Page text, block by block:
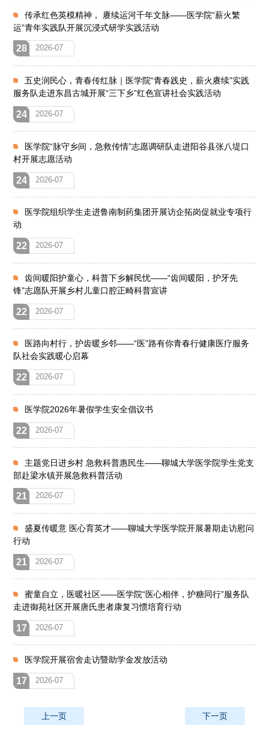
传承红色英模精神， 赓续运河千年文脉——医学院“薪火繁
运”青年实践队开展沉浸式研学实践活动
28 2026-07
五史润民心，青春传红脉｜医学院“青春践史，薪火赓续”实践
服务队走进东昌古城开展“三下乡”红色宣讲社会实践活动
24 2026-07
医学院“脉守乡间，急救传情”志愿调研队走进阳谷县张八堤口
村开展志愿活动
24 2026-07
医学院组织学生走进鲁南制药集团开展访企拓岗促就业专项行
动
22 2026-07
齿间暖阳护童心，科普下乡解民忧——“齿间暖阳，护牙先
锋”志愿队开展乡村儿童口腔正畸科普宣讲
22 2026-07
医路向村行，护齿暖乡邻——“医”路有你青春行健康医疗服务
队社会实践暖心启幕
22 2026-07
医学院2026年暑假学生安全倡议书
22 2026-07
主题党日进乡村 急救科普惠民生——聊城大学医学院学生党支
部赴梁水镇开展急救科普活动
21 2026-07
盛夏传暖意 医心育英才——聊城大学医学院开展暑期走访慰问
行动
21 2026-07
蜜童自立，医暖社区——医学院“医心相伴，护糖同行”服务队
走进御苑社区开展唐氏患者康复习惯培育行动
17 2026-07
医学院开展宿舍走访暨助学金发放活动
17 2026-07
上一页 下一页